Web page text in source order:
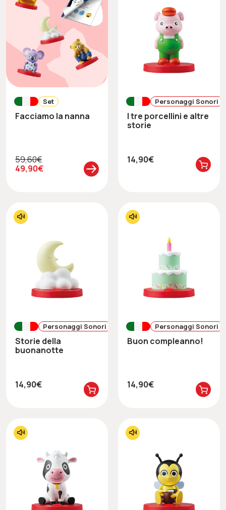
Set
Facciamo la nanna
49,90€
59,60€
Personaggi Sonori
I tre porcellini e altre
storie
14,90€
Personaggi Sonori
Storie della
buonanotte
14,90€
Personaggi Sonori
Buon compleanno!
14,90€